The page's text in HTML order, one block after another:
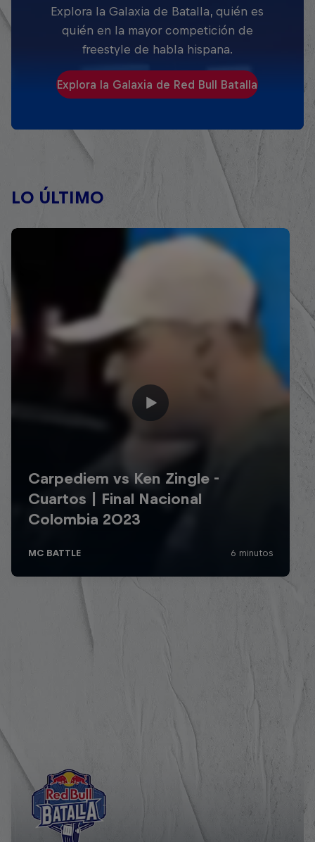
Explora la Galaxia de Batalla, quién es
quién en la mayor competición de
freestyle de habla hispana.
Explora la Galaxia de Red Bull Batalla
LO ÚLTIMO